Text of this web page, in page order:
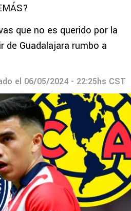
que no es querido por la
de Guadalajara rumbo a
el 06/05/2024 - 22:25hs CST